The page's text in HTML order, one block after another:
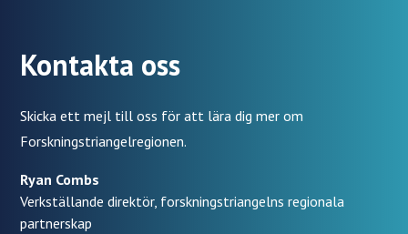
Kontakta oss
Skicka ett mejl till oss för att lära dig mer om
Forskningstriangelregionen.
Ryan Combs
Verkställande direktör, forskningstriangelns regionala
partnerskap